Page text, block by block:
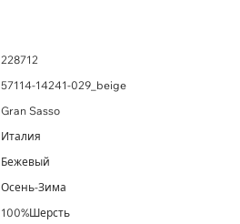
228712
57114-14241-029_beige
Gran Sasso
Италия
Бежевый
Осень-Зима
100%Шерсть